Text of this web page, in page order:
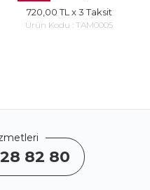
720,00 TL x 3 Taksit
Ürün Kodu : TAM0005
82 80